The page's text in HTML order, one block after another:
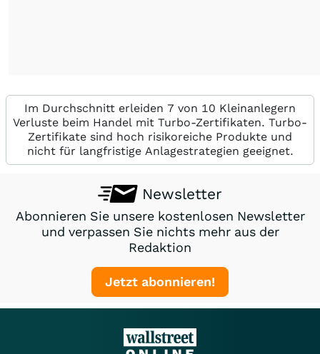
Im Durchschnitt erleiden 7 von 10 Kleinanlegern
Verluste beim Handel mit Turbo-Zertifikaten. Turbo-
Zertifikate sind hoch risikoreiche Produkte und
nicht für langfristige Anlagestrategien geeignet.
Newsletter
Abonnieren Sie unsere kostenlosen Newsletter
und verpassen Sie nichts mehr aus der
Redaktion
Jetzt abonnieren!